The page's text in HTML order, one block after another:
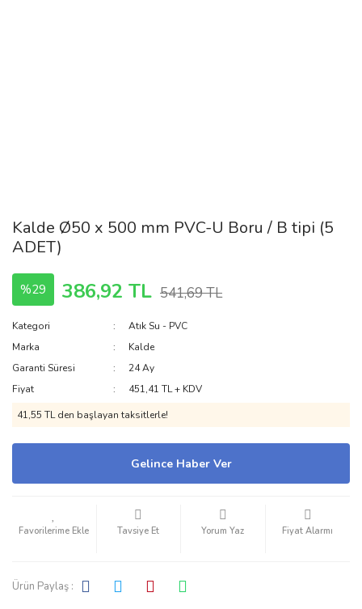
Kalde Ø50 x 500 mm PVC-U Boru / B tipi (5
ADET)
%29 386,92 TL 541,69 TL
Kategori
Atık Su - PVC
Marka
Kalde
Garanti Süresi
24 Ay
Fiyat
451,41 TL + KDV
41,55 TL den başlayan taksitlerle!
Gelince Haber Ver
Tavsiye Et Yorum Yaz Fiyat Alarmı
Ürün Paylaş :